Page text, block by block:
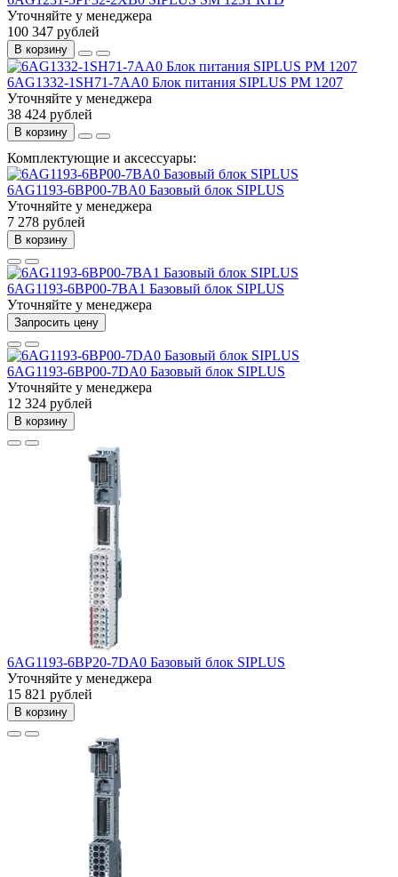
Уточняйте у менеджера
100 347 рублей
В корзину
6AG1332-1SH71-7AA0 Блок питания SIPLUS PM 1207
Уточняйте у менеджера
38 424 рублей
В корзину
Комплектующие и аксессуары:
6AG1193-6BP00-7BA0 Базовый блок SIPLUS
Уточняйте у менеджера
7 278 рублей
В корзину
6AG1193-6BP00-7BA1 Базовый блок SIPLUS
Уточняйте у менеджера
Запросить цену
6AG1193-6BP00-7DA0 Базовый блок SIPLUS
Уточняйте у менеджера
12 324 рублей
В корзину
6AG1193-6BP20-7DA0 Базовый блок SIPLUS
Уточняйте у менеджера
15 821 рублей
В корзину